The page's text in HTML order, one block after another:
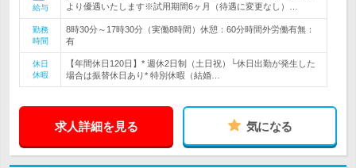
給与
より優遇いたします※試用期間6ヶ月（待遇に変更なし）…
勤務
時間
8時30分～17時30分（実働8時間）休憩：60分時間外労働有無：
有
休日
休暇
【年間休日120日】* 週休2日制（土日祝）└休日出勤が発生した
場合は振替休日あり* 特別休暇（結婚…
求人詳細を見る 気になる